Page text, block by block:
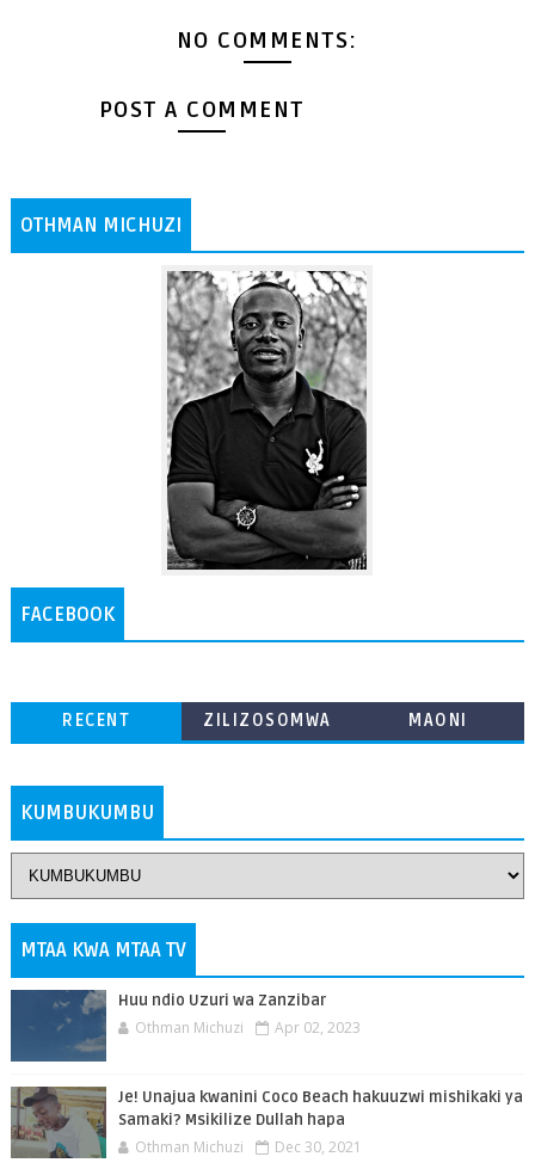
NO COMMENTS:
POST A COMMENT
OTHMAN MICHUZI
FACEBOOK
RECENT
ZILIZOSOMWA
MAONI
KUMBUKUMBU
MTAA KWA MTAA TV
Huu ndio Uzuri wa Zanzibar
Othman Michuzi Apr 02, 2023
Je! Unajua kwanini Coco Beach hakuuzwi mishikaki ya
Samaki? Msikilize Dullah hapa
Othman Michuzi Dec 30, 2021